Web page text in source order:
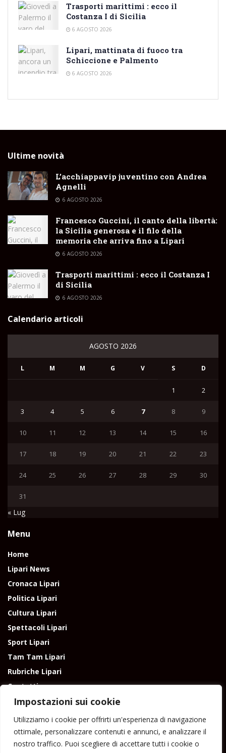
Impostazioni sui cookie
Utilizziamo i cookie per offrirti un'esperienza di navigazione
ottimale, personalizzare contenuti e annunci, e analizzare il
nostro traffico. Puoi scegliere di accettare tutti i cookie o
Trasporti marittimi : ecco il
Costanza I di Sicilia
6 AGOSTO 2026
Lipari, mattinata di fuoco tra
Schiccione e Palmento
6 AGOSTO 2026
Ultime novità
L’acchiappavip juventino con Andrea
Agnelli
6 AGOSTO 2026
Francesco Guccini, il canto della libertà:
la Sicilia generosa e il filo della
memoria che arriva fino a Lipari
6 AGOSTO 2026
Trasporti marittimi : ecco il Costanza I
di Sicilia
6 AGOSTO 2026
Calendario articoli
AGOSTO 2026
L M M G V S D
1 2
3 4 5 6 7 8 9
10 11 12 13 14 15 16
17 18 19 20 21 22 23
24 25 26 27 28 29 30
31
« Lug
Menu
Home
Lipari News
Cronaca Lipari
Politica Lipari
Cultura Lipari
Spettacoli Lipari
Sport Lipari
Tam Tam Lipari
Rubriche Lipari
Contatti
Direttore responsabile: Peppe Paino - Eolmedia, via Zinzolo, 20 - 980555 -